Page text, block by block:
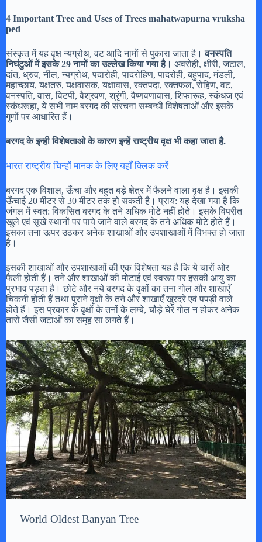
4 Important Tree and Uses of Trees mahatwapurna vruksha
ped
संस्कृत में यह वृक्ष न्यग्रोथ, वट आदि नामों से पुकारा जाता है। वनस्पति
निघंटुओं में इसके 29 नामों का उल्लेख किया गया है। अवरोही, क्षीरी, जटाल,
दांत, ध्रुव, नील, न्यग्रोथ, पदारोही, पादरोहिण, पादरोही, बहुपाद, मंडली,
महाच्छाय, यक्षतरु, यक्षवासक, यक्षावास, रक्तपदा, रक्तफल, रोहिण, वट,
वनस्पति, वास, विटपी, वैश्रवण, श्रृंगी, वैष्णवणावास, शिफारूह, स्कंधज एवं
स्कंधरूहा, ये सभी नाम बरगद की संरचना सम्बन्धी विशेषताओं और इसके
गुणों पर आधारित हैं।
बरगद के इन्ही विशेषताओ के कारण इन्हें राष्ट्रीय वृक्ष भी कहा जाता है.
भारत राष्ट्रीय चिन्हों मानक के लिए यहाँ क्लिक करें
बरगद एक विशाल, ऊँचा और बहुत बड़े क्षेत्र में फैलने वाला वृक्ष है। इसकी
ऊँचाई 20 मीटर से 30 मीटर तक हो सकती है। प्राय: यह देखा गया है कि
जंगल में स्वत: विकसित बरगद के तने अधिक मोटे नहीं होते। इसके विपरीत
खुले एवं सूखे स्थानों पर पाये जाने वाले बरगद के तने अधिक मोटे होते हैं।
इसका तना ऊपर उठकर अनेक शाखाओं और उपशाखाओं में विभक्त हो जाता
है।
इसकी शाखाओं और उपशाखाओं की एक विशेषता यह है कि ये चारों ओर
फैली होती हैं। तने और शाखाओं की मोटाई एवं स्वरूप पर इसकी आयु का
प्रभाव पड़ता है। छोटे और नये बरगद के वृक्षों का तना गोल और शाखाएँ
चिकनी होती हैं तथा पुराने वृक्षों के तने और शाखाएँ खुरदरे एवं पपड़ी वाले
होते हैं। इस प्रकार के वृक्षों के तनों के लम्बे, चौड़े घेरे गोल न होकर अनेक
तारों जैसी जटाओं का समूह सा लगते हैं।
World Oldest Banyan Tree